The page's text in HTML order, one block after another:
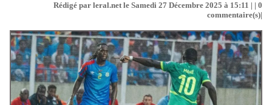
Rédigé par leral.net le Samedi 27 Décembre 2025 à 15:11 | | 0
commentaire(s)|